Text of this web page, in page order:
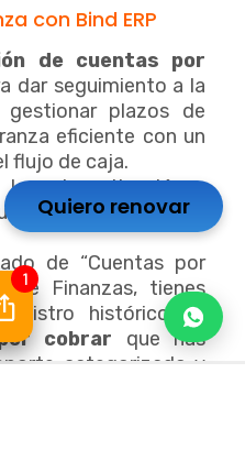
con Bind ERP
de cuentas por
dar seguimiento a la
plazos de
eficiente con un
flujo de caja.
la automatización y
de tu cartera de
de “Cuentas por
de Finanzas, tienes
histórico de
cobrar que has
categorizado y
Quiero renovar